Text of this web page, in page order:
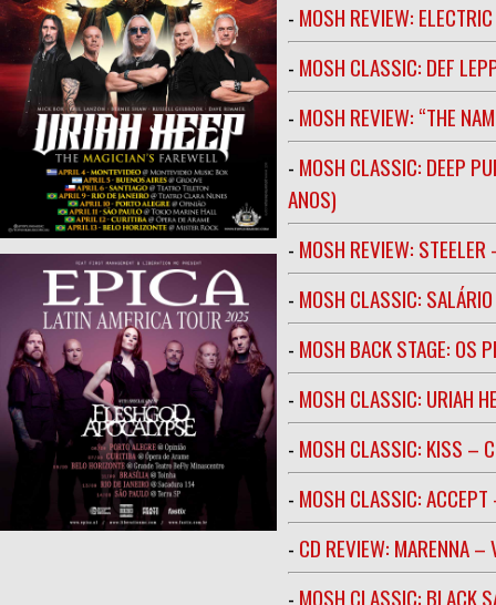
- MOSH REVIEW:
- MOSH CLASSIC: DEF
- MOSH REVIEW: “THE
- MOSH CLASSIC: DEEP
ANOS)
- MOSH REVIEW: STEELER
- MOSH CLASSIC:
- MOSH BACK STAGE: OS
- MOSH CLASSIC: URIAH
- MOSH CLASSIC: KISS –
- MOSH CLASSIC:
- CD REVIEW: MARENNA –
- MOSH CLASSIC: BLACK